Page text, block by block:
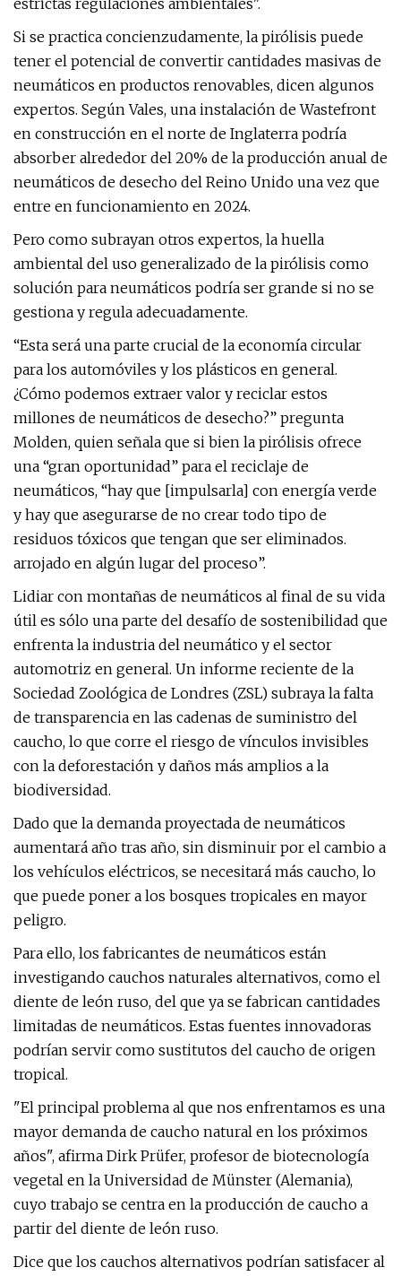
estrictas regulaciones ambientales".
Si se practica concienzudamente, la pirólisis puede
tener el potencial de convertir cantidades masivas de
neumáticos en productos renovables, dicen algunos
expertos. Según Vales, una instalación de Wastefront
en construcción en el norte de Inglaterra podría
absorber alrededor del 20% de la producción anual de
neumáticos de desecho del Reino Unido una vez que
entre en funcionamiento en 2024.
Pero como subrayan otros expertos, la huella
ambiental del uso generalizado de la pirólisis como
solución para neumáticos podría ser grande si no se
gestiona y regula adecuadamente.
“Esta será una parte crucial de la economía circular
para los automóviles y los plásticos en general.
¿Cómo podemos extraer valor y reciclar estos
millones de neumáticos de desecho?” pregunta
Molden, quien señala que si bien la pirólisis ofrece
una “gran oportunidad” para el reciclaje de
neumáticos, “hay que [impulsarla] con energía verde
y hay que asegurarse de no crear todo tipo de
residuos tóxicos que tengan que ser eliminados.
arrojado en algún lugar del proceso”.
Lidiar con montañas de neumáticos al final de su vida
útil es sólo una parte del desafío de sostenibilidad que
enfrenta la industria del neumático y el sector
automotriz en general. Un informe reciente de la
Sociedad Zoológica de Londres (ZSL) subraya la falta
de transparencia en las cadenas de suministro del
caucho, lo que corre el riesgo de vínculos invisibles
con la deforestación y daños más amplios a la
biodiversidad.
Dado que la demanda proyectada de neumáticos
aumentará año tras año, sin disminuir por el cambio a
los vehículos eléctricos, se necesitará más caucho, lo
que puede poner a los bosques tropicales en mayor
peligro.
Para ello, los fabricantes de neumáticos están
investigando cauchos naturales alternativos, como el
diente de león ruso, del que ya se fabrican cantidades
limitadas de neumáticos. Estas fuentes innovadoras
podrían servir como sustitutos del caucho de origen
tropical.
"El principal problema al que nos enfrentamos es una
mayor demanda de caucho natural en los próximos
años", afirma Dirk Prüfer, profesor de biotecnología
vegetal en la Universidad de Münster (Alemania),
cuyo trabajo se centra en la producción de caucho a
partir del diente de león ruso.
Dice que los cauchos alternativos podrían satisfacer al